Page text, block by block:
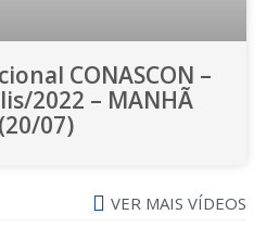
CONASCON –
2022 – MANHÃ
(20/07)
VER MAIS VÍDEOS